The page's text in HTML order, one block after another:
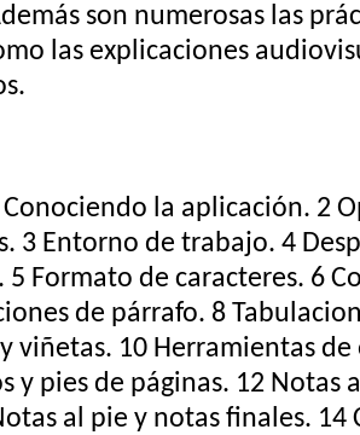
son numerosas las
las explicaciones
Conociendo la aplicación. 2
3 Entorno de trabajo. 4
Formato de caracteres. 6
de párrafo. 8
viñetas. 10 Herramientas
y pies de páginas. 12 Notas
al pie y notas finales. 14